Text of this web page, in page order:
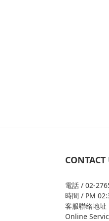
CONTACT
電話 / 02-
時間 / PM
客服聯絡地址
Online